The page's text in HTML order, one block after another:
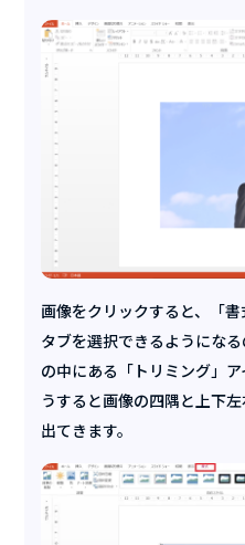
画像をクリックすると、「書
タブを選択できるようにな
の中にある「トリミング」
うすると画像の四隅と上下
出てきます。